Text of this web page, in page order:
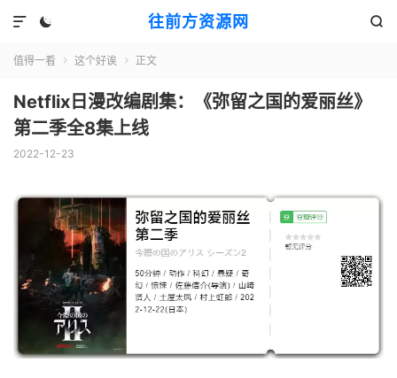
往前方资源网
 

值得一看  这个好诶  正文
Netflix日漫改编剧集：《弥留之国的爱丽丝》
第二季全8集上线
2022-12-23